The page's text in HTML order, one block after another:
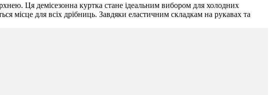
Ця демісезонна куртка стане ідеальним вибором для холодних
місце для всіх дрібниць. Завдяки еластичним складкам на рукавах та